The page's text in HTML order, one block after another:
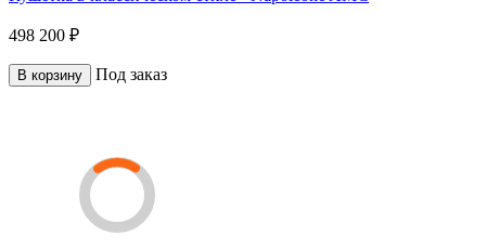
498 200 ₽
В корзину Под заказ